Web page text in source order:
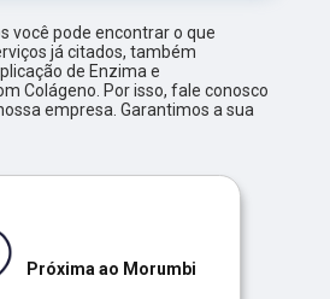
você pode encontrar o que
já citados, também
de Enzima e
Colágeno. Por isso, fale conosco
empresa. Garantimos a sua
Próxima ao Morumbi